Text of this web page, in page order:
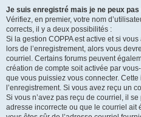
Je suis enregistré mais je ne peux
Vérifiez, en premier, votre nom
corrects, il y a deux possibilités :
Si la gestion COPPA est active et si
lors de l’enregistrement, alors vous
courriel. Certains forums peuvent
création de compte soit activée par
que vous puissiez vous connecter.
l’enregistrement. Si vous avez reçu un
Si vous n’avez pas reçu de courriel, il
adresse incorrecte ou que le courriel ait